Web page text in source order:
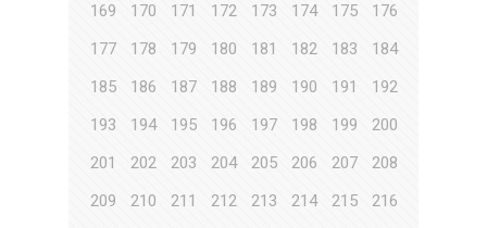
169
170 171 172 173 174 175
176
177
178 179 180 181 182 183
184
185
186 187 188 189 190 191
192
193
194 195 196 197 198 199
200
201
202 203 204 205 206 207
208
209
210 211 212 213 214 215
216